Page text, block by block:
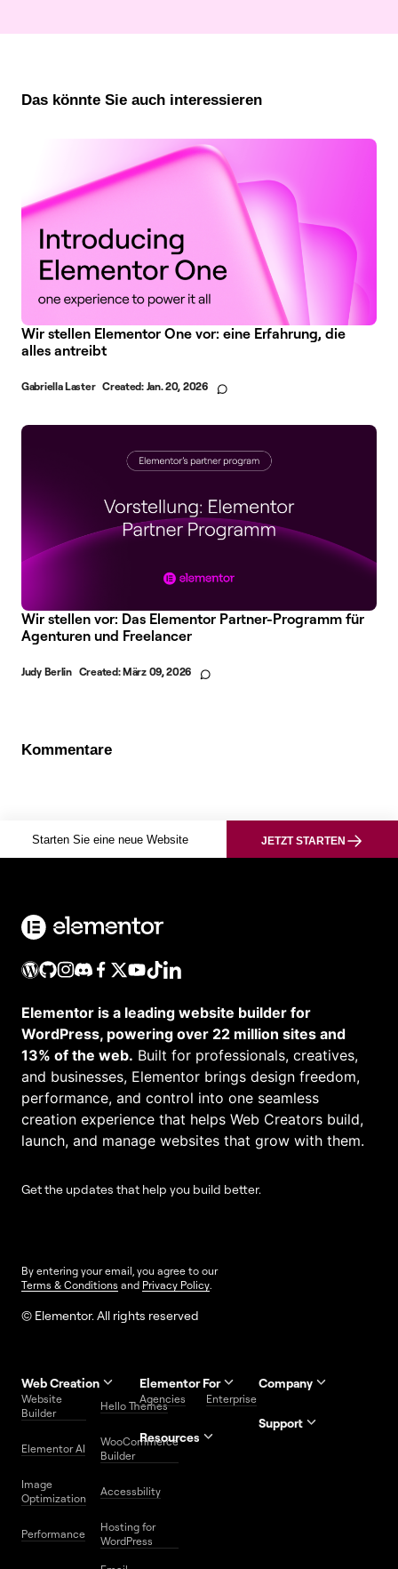
Das könnte Sie auch interessieren
Wir stellen Elementor One vor: eine Erfahrung, die
alles antreibt
Gabriella Laster Created: Jan. 20, 2026
Wir stellen vor: Das Elementor Partner-Programm für
Agenturen und Freelancer
Judy Berlin Created:März 09, 2026
Kommentare
Starten Sie eine neue Website JETZT STARTEN
Elementor is a leading website builder for
WordPress, powering over 22 million sites and
13% of the web. Built for professionals, creatives,
and businesses, Elementor brings design freedom,
performance, and control into one seamless
creation experience that helps Web Creators build,
launch, and manage websites that grow with them.
Get the updates that help you build better.
By entering your email, you agree to our
Terms & Conditions and Privacy Policy
© Elementor. All rights reserved
Web Creation
Website
Builder
Hello Themes
Elementor AI
WooCommerce
Builder
Image
Optimization
Accessbility
Performance
Hosting for
WordPress
Elementor For
Agencies Enterprise
Resources
Website
Free
Elementor
Download
Company
Support